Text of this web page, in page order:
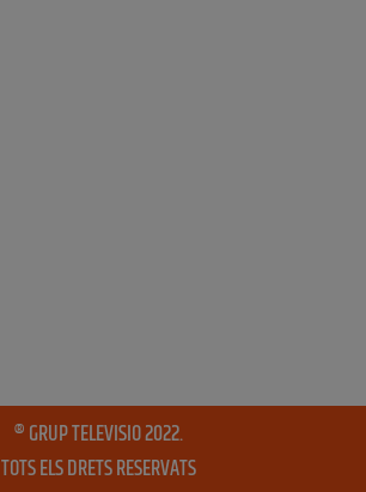
® GRUP TELEVISIO 2022.
TOTS ELS DRETS RESERVATS